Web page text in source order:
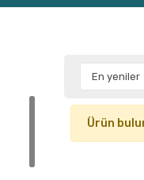
Ürün